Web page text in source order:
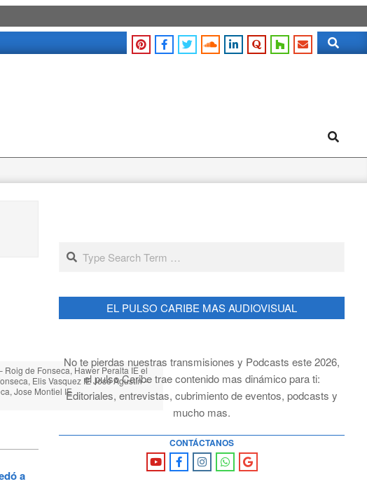
Search
Search
de Fonseca, Hawer Peralta IE el
Elis Vasquez IE José Agustín –
Jose Montiel IE
a
Search
EL PULSO CARIBE MAS AUDIOVISUAL
No te pierdas nuestras transmisiones y Podcasts este 2026,
el pulso Caribe trae contenido mas dinámico para ti:
Editoriales, entrevistas, cubrimiento de eventos, podcasts y
mucho mas.
CONTÁCTANOS